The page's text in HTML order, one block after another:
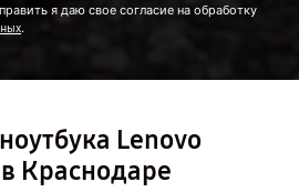
я даю свое согласие на обработку
.
Lenovo
Краснодаре